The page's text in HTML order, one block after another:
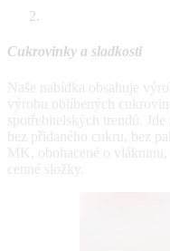
Cukrovinky a sladkosti
Naše nabídka obsahuje
výrobu oblíbených
spotřebitelských trendů.
bez přidaného cukru, bez
MK, obohacené o
cenné složky.